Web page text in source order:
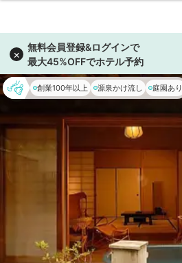
創業100年以上 源泉かけ流し 庭園あり